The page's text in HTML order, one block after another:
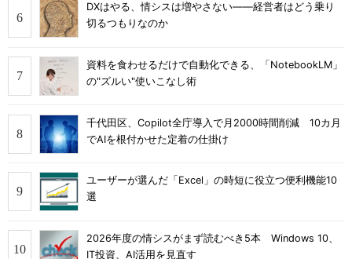
DXはやる、情シスは増やさない――経営者はどう乗り
切るつもりなのか
資料を食わせるだけで自動化できる、「NotebookLM」
の"ズルい"使いこなし術
千代田区、Copilot全庁導入で月2000時間削減 10カ月
でAIを根付かせた定着の仕掛け
ユーザーが選んだ「Excel」の時短に役立つ便利機能10
選
2026年度の情シスがまず読むべき5本 Windows 10、
IT投資、AI活用を見直す